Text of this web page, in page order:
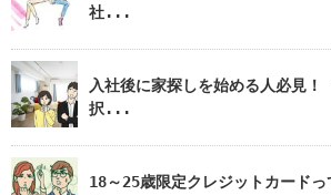
社...
入社後に家探しを始める人必見
択...
18～25歳限定クレジットカードっ